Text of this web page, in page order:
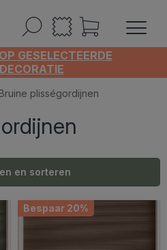
GESELECTEERDE
plisségordijnen
en sorteren
Bespaar 20%